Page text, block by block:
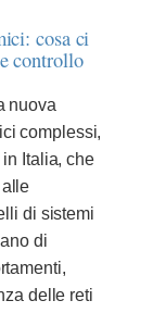
cosa ci
controllo
nuova
complessi,
Italia, che
di sistemi
di
delle reti